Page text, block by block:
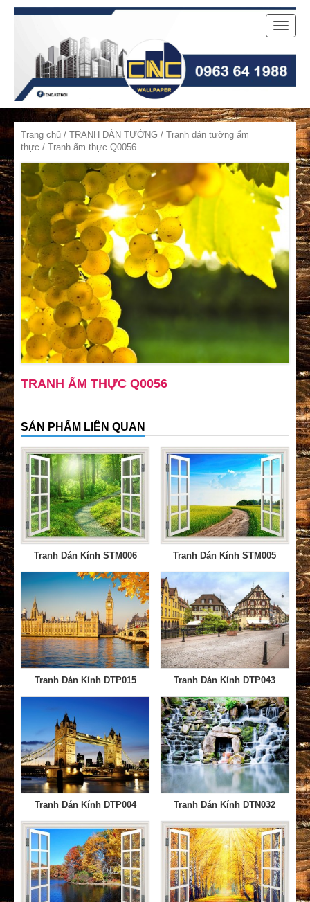
Toggle
Trang chủ / TRANH DÁN TƯỜNG / Tranh dán tường ẩm
thực / Tranh ẩm thực Q0056
TRANH ẨM THỰC Q0056
SẢN PHẨM LIÊN QUAN
Tranh Dán Kính STM006 Tranh Dán Kính STM005
Tranh Dán Kính DTP015 Tranh Dán Kính DTP043
Tranh Dán Kính DTP004 Tranh Dán Kính DTN032